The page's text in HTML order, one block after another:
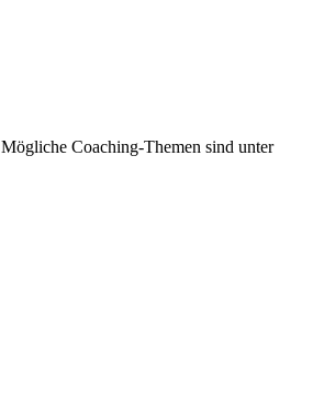
Mögliche Coaching-Themen sind unter